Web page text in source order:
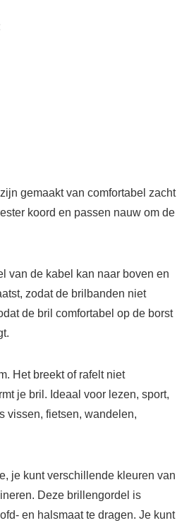
gemaakt van comfortabel zacht
koord en passen nauw om de
van de kabel kan naar boven en
zodat de brilbanden niet
de bril comfortabel op de borst
Het breekt of rafelt niet
je bril. Ideaal voor lezen, sport,
vissen, fietsen, wandelen,
je kunt verschillende kleuren van
Deze brillengordel is
en halsmaat te dragen. Je kunt